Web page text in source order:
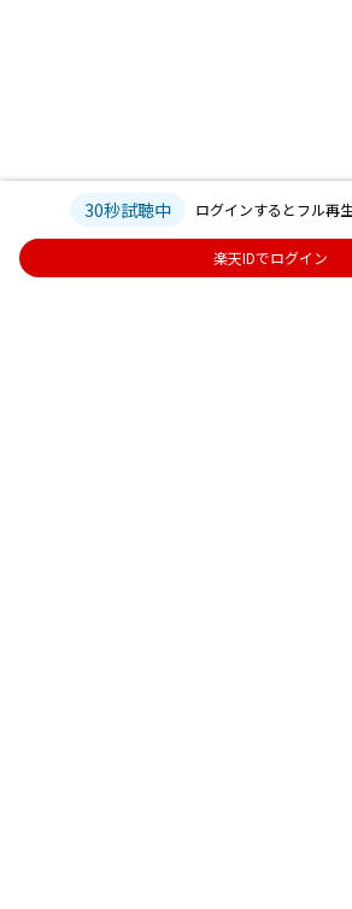
30秒試聴中 ログインするとフル再
楽天IDでログイン